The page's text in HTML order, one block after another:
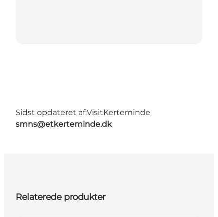
Sidst opdateret af:VisitKerteminde
smns@etkerteminde.dk
Relaterede produkter